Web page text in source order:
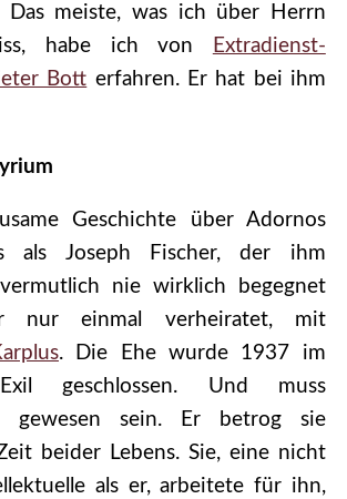
Das meiste, was ich über Herrn
habe ich von
Extradienst-
Bott erfahren. Er hat bei ihm
Geschichte über Adornos
als Joseph Fischer, der ihm
nie wirklich begegnet
nur einmal verheiratet, mit
. Die Ehe wurde 1937 im
geschlossen. Und muss
gewesen sein. Er betrog sie
beider Lebens. Sie, eine nicht
als er, arbeitete für ihn,